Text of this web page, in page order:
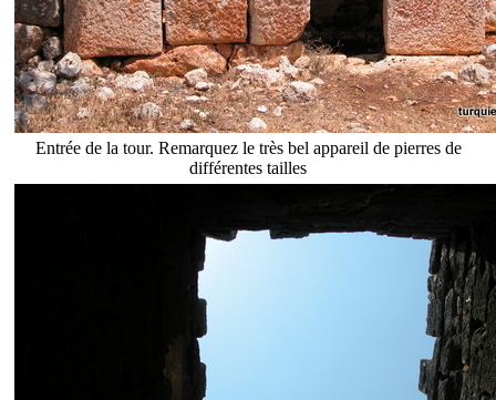
Entrée de la tour. Remarquez le très bel appareil de pierres de
différentes tailles